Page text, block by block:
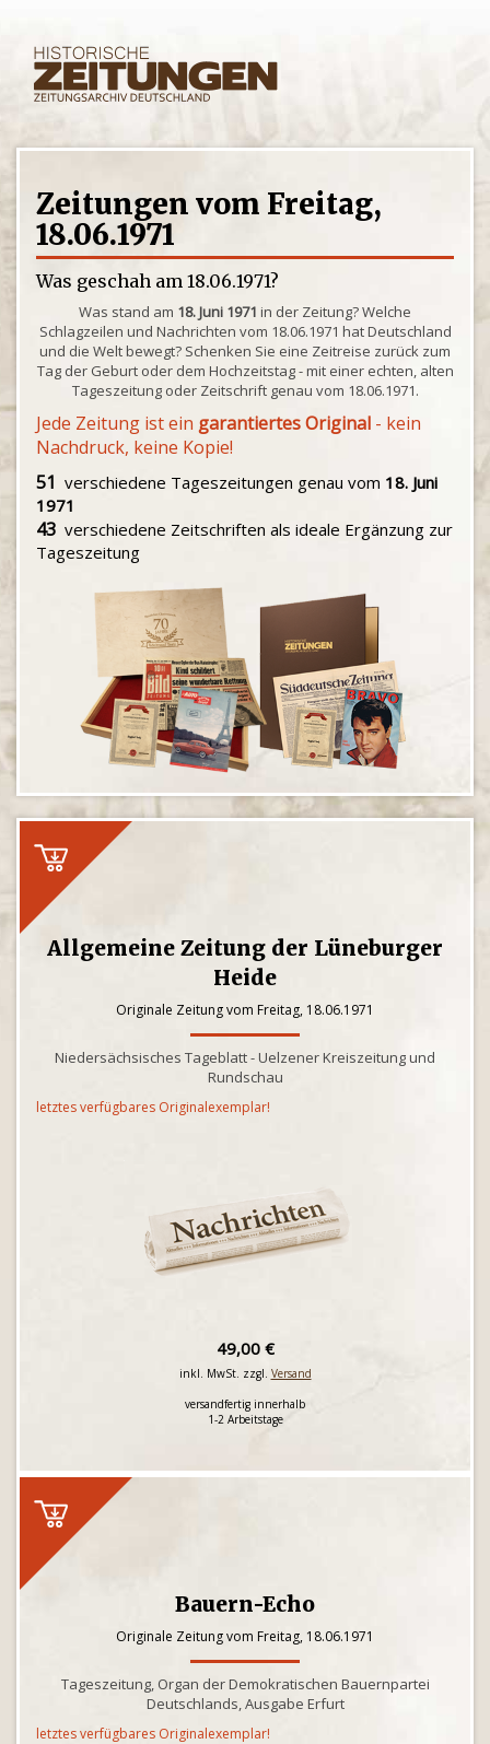
Zeitungen vom Freitag,
18.06.1971
Was geschah am 18.06.1971?
Was stand am 18. Juni 1971 in der Zeitung? Welche
Schlagzeilen und Nachrichten vom 18.06.1971 hat Deutschland
und die Welt bewegt? Schenken Sie eine Zeitreise zurück zum
Tag der Geburt oder dem Hochzeitstag - mit einer echten, alten
Tageszeitung oder Zeitschrift genau vom 18.06.1971.
Jede Zeitung ist ein garantiertes Original - kein
Nachdruck, keine Kopie!
51 verschiedene Tageszeitungen genau vom 18. Juni
1971
43 verschiedene Zeitschriften als ideale Ergänzung zur
Tageszeitung
Allgemeine Zeitung der Lüneburger
Heide
Originale Zeitung vom Freitag, 18.06.1971
Niedersächsisches Tageblatt - Uelzener Kreiszeitung und
Rundschau
letztes verfügbares Originalexemplar!
49,00 €
inkl. MwSt. zzgl. Versand
versandfertig innerhalb
1-2 Arbeitstage
Bauern-Echo
Originale Zeitung vom Freitag, 18.06.1971
Tageszeitung, Organ der Demokratischen Bauernpartei
Deutschlands, Ausgabe Erfurt
letztes verfügbares Originalexemplar!